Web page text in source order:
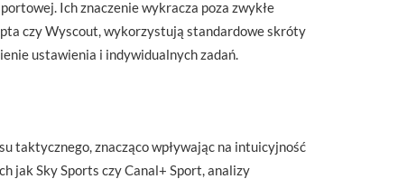
Ich znaczenie wykracza poza zwykłe
czy Wyscout, wykorzystują standardowe skróty
ustawienia i indywidualnych zadań.
taktycznego, znacząco wpływając na intuicyjność
jak Sky Sports czy Canal+ Sport, analizy